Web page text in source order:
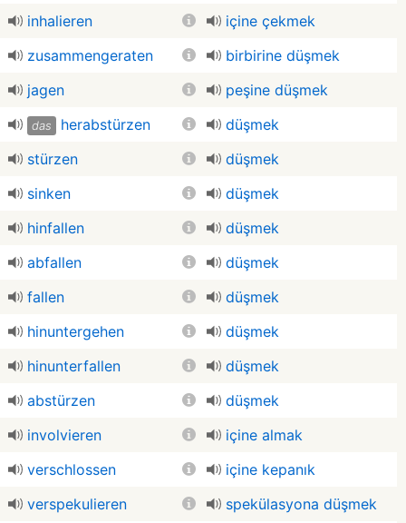
inhalieren
içine çekmek
zusammengeraten
birbirine düşmek
jagen
peşine düşmek
das herabstürzen
düşmek
stürzen
düşmek
sinken
düşmek
hinfallen
düşmek
abfallen
düşmek
fallen
düşmek
hinuntergehen
düşmek
hinunterfallen
düşmek
abstürzen
düşmek
involvieren
içine almak
verschlossen
içine kepanık
verspekulieren
spekülasyona düşmek